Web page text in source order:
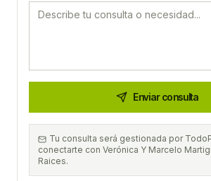
Enviar consulta
Tu consulta será gestionada por
conectarte con Verónica Y Marcelo
Raices.